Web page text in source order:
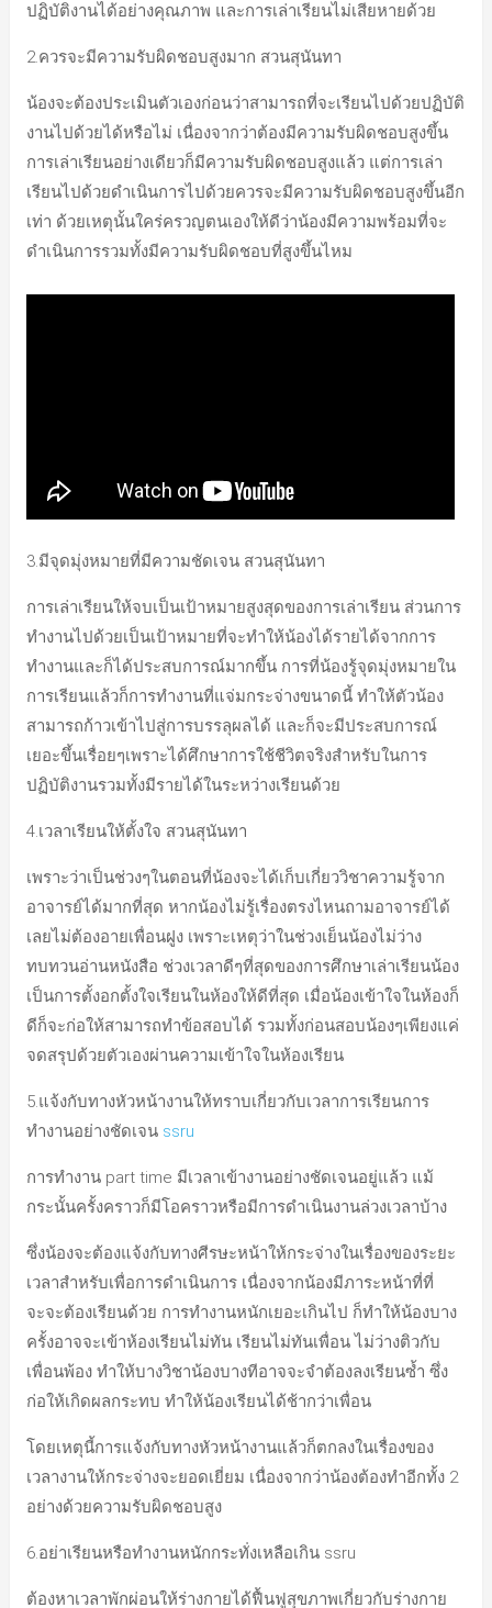
ปฏิบัติงานได้อย่างคุณภาพ และการเล่าเรียนไม่เสียหายด้วย
2.ควรจะมีความรับผิดชอบสูงมาก สวนสุนันทา
น้องจะต้องประเมินตัวเองก่อนว่าสามารถที่จะเรียนไปด้วยปฏิบัติ
งานไปด้วยได้หรือไม่ เนื่องจากว่าต้องมีความรับผิดชอบสูงขึ้น
การเล่าเรียนอย่างเดียวก็มีความรับผิดชอบสูงแล้ว แต่การเล่า
เรียนไปด้วยดำเนินการไปด้วยควรจะมีความรับผิดชอบสูงขึ้นอีก
เท่า ด้วยเหตุนั้นใคร่ครวญตนเองให้ดีว่าน้องมีความพร้อมที่จะ
ดำเนินการรวมทั้งมีความรับผิดชอบที่สูงขึ้นไหม
3.มีจุดมุ่งหมายที่มีความชัดเจน สวนสุนันทา
การเล่าเรียนให้จบเป็นเป้าหมายสูงสุดของการเล่าเรียน ส่วนการ
ทำงานไปด้วยเป็นเป้าหมายที่จะทำให้น้องได้รายได้จากการ
ทำงานและก็ได้ประสบการณ์มากขึ้น การที่น้องรู้จุดมุ่งหมายใน
การเรียนแล้วก็การทำงานที่แจ่มกระจ่างขนาดนี้ ทำให้ตัวน้อง
สามารถก้าวเข้าไปสู่การบรรลุผลได้ และก็จะมีประสบการณ์
เยอะขึ้นเรื่อยๆเพราะได้ศึกษาการใช้ชีวิตจริงสำหรับในการ
ปฏิบัติงานรวมทั้งมีรายได้ในระหว่างเรียนด้วย
4.เวลาเรียนให้ตั้งใจ สวนสุนันทา
เพราะว่าเป็นช่วงๆในตอนที่น้องจะได้เก็บเกี่ยววิชาความรู้จาก
อาจารย์ได้มากที่สุด หากน้องไม่รู้เรื่องตรงไหนถามอาจารย์ได้
เลยไม่ต้องอายเพื่อนฝูง เพราะเหตุว่าในช่วงเย็นน้องไม่ว่าง
ทบทวนอ่านหนังสือ ช่วงเวลาดีๆที่สุดของการศึกษาเล่าเรียนน้อง
เป็นการตั้งอกตั้งใจเรียนในห้องให้ดีที่สุด เมื่อน้องเข้าใจในห้องก็
ดีก็จะก่อให้สามารถทำข้อสอบได้ รวมทั้งก่อนสอบน้องๆเพียงแค่
จดสรุปด้วยตัวเองผ่านความเข้าใจในห้องเรียน
5.แจ้งกับทางหัวหน้างานให้ทราบเกี่ยวกับเวลาการเรียนการ
ทำงานอย่างชัดเจน ssru
การทำงาน part time มีเวลาเข้างานอย่างชัดเจนอยู่แล้ว แม้
กระนั้นครั้งคราวก็มีโอคราวหรือมีการดำเนินงานล่วงเวลาบ้าง
ซึ่งน้องจะต้องแจ้งกับทางศีรษะหน้าให้กระจ่างในเรื่องของระยะ
เวลาสำหรับเพื่อการดำเนินการ เนื่องจากน้องมีภาระหน้าที่ที่
จะจะต้องเรียนด้วย การทำงานหนักเยอะเกินไป ก็ทำให้น้องบาง
ครั้งอาจจะเข้าห้องเรียนไม่ทัน เรียนไม่ทันเพื่อน ไม่ว่างติวกับ
เพื่อนพ้อง ทำให้บางวิชาน้องบางทีอาจจะจำต้องลงเรียนซ้ำ ซึ่ง
ก่อให้เกิดผลกระทบ ทำให้น้องเรียนได้ช้ากว่าเพื่อน
โดยเหตุนี้การแจ้งกับทางหัวหน้างานแล้วก็ตกลงในเรื่องของ
เวลางานให้กระจ่างจะยอดเยี่ยม เนื่องจากว่าน้องต้องทำอีกทั้ง 2
อย่างด้วยความรับผิดชอบสูง
6.อย่าเรียนหรือทำงานหนักกระทั่งเหลือเกิน ssru
ต้องหาเวลาพักผ่อนให้ร่างกายได้ฟื้นฟูสุขภาพเกี่ยวกับร่างกาย